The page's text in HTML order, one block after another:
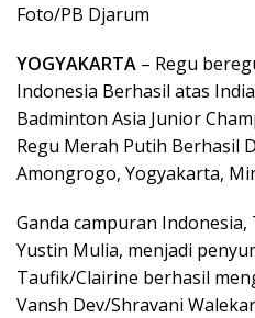
Foto/PB Djarum
YOGYAKARTA – Regu
Indonesia Berhasil atas
Badminton Asia Junior
Regu Merah Putih Berhasil
Amongrogo, Yogyakarta,
Ganda campuran
Yustin Mulia, menjadi
Taufik/Clairine berhasil
Vansh Dev/Shravani